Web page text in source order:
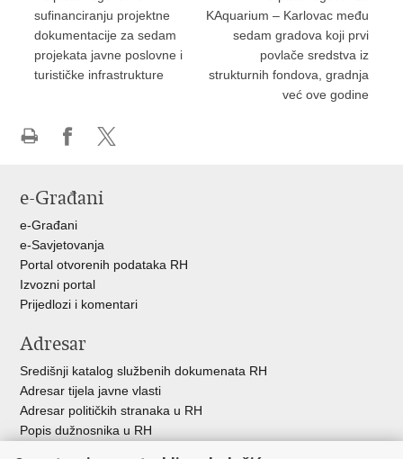
sufinanciranju projektne
dokumentacije za sedam
projekata javne poslovne i
turističke infrastrukture
KAquarium – Karlovac među
sedam gradova koji prvi
povlače sredstva iz
strukturnih fondova, gradnja
već ove godine
Facebooku
X-
e-Građani
e-Građani
e-Savjetovanja
Portal otvorenih podataka RH
Izvozni portal
Prijedlozi i komentari
Adresar
Središnji katalog službenih dokumenata RH
Adresar tijela javne vlasti
Adresar političkih stranaka u RH
Popis dužnosnika u RH